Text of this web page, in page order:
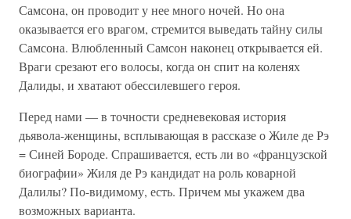
Самсона, он проводит у нее много ночей. Но она
оказывается его врагом, стремится выведать тайну силы
Самсона. Влюбленный Самсон наконец открывается ей.
Враги срезают его волосы, когда он спит на коленях
Далиды, и хватают обессилевшего героя.
Перед нами — в точности средневековая история
дьявола-женщины, всплывающая в рассказе о Жиле де Рэ
= Синей Бороде. Спрашивается, есть ли во «французской
биографии» Жиля де Рэ кандидат на роль коварной
Далилы? По-видимому, есть. Причем мы укажем два
возможных варианта.